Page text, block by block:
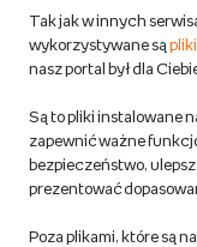
Zwroty
Reklamacje
Regulamin empik.com
Pozostałe Regulaminy
Do 100 zł na
korzystaj z
Tak jak w innych
wykorzystywane są
nasz portal był dla
Są to pliki instalowane
zapewnić ważne
bezpieczeństwo,
prezentować
Poza plikami, które są